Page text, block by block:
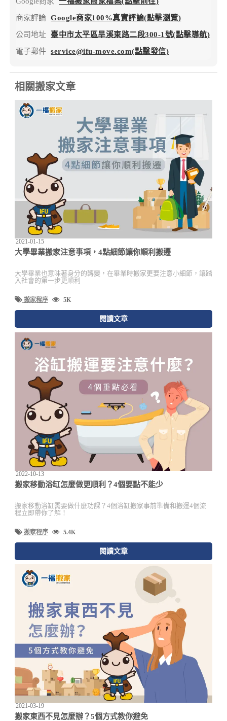
商家評論 Google商家100%真實評論(點擊瀏覽)
公司地址 臺中市太平區旱溪東路二段300-1號(點擊導航)
電子郵件 service@ifu-move.com(點擊發信)
相關搬家文章
2021-01-15
大學畢業搬家注意事項，4點細節讓你順利搬遷
大學畢業也意味著身分的轉變，在畢業時搬家更要注意小細節，讓踏
入社會的第一步更順利
搬家程序 5K
閱讀文章
2022-10-13
搬家移動浴缸怎麼做更順利？4個要點不能少
搬家移動浴缸需要做什麼功課？4個浴缸搬家事前準備和搬運4個流
程立即帶你了解！
搬家程序 5.4K
閱讀文章
2021-03-19
搬家東西不見怎麼辦？5個方式教你避免